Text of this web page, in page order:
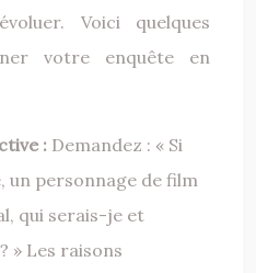
Voici quelques
votre enquête en
: Demandez : « Si
un personnage de film
qui serais-je et
» Les raisons